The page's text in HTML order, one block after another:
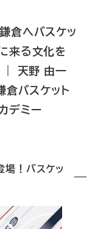
倉へバスケッ
来る文化を
天野 由一
倉バスケット
デミー
場！バスケッ